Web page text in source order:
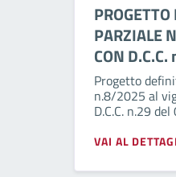
PARZIALE
CON
Progetto
n.8/2025 al
D.C.C. n.29
VAI AL